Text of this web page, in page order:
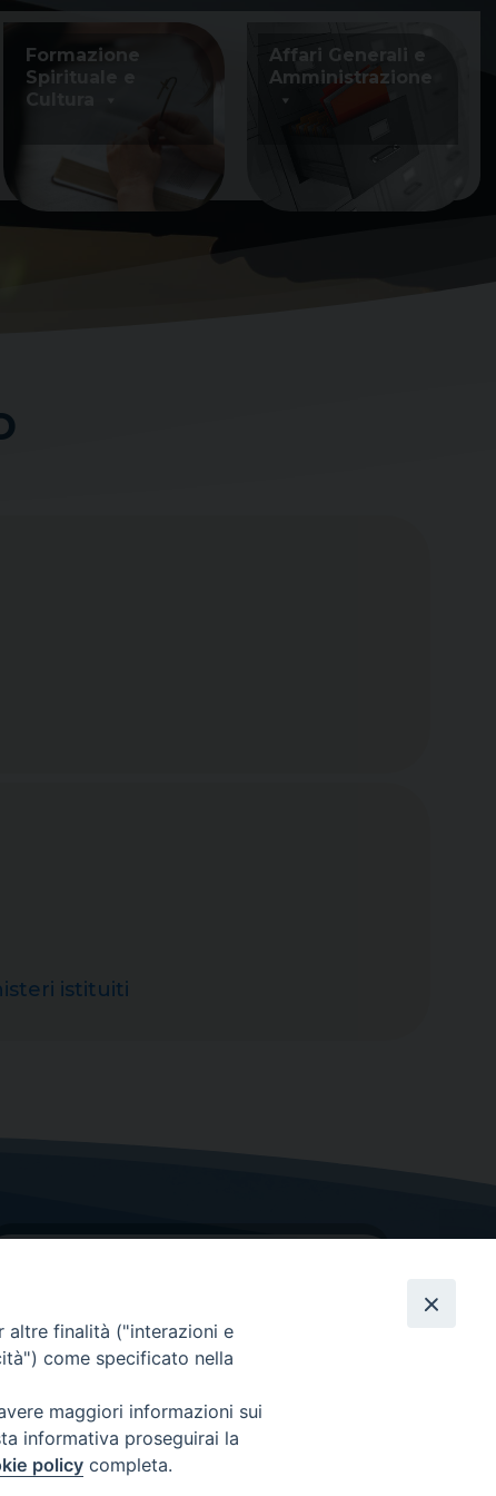
Formazione
Spirituale e
Cultura
Affari Generali e
Amministrazione
istituiti
GRAZIE PER IL TUO AIUTO
Insieme per la Diocesi
altre finalità ("interazioni e
come specificato nella
maggiori informazioni sui
informativa proseguirai la
policy completa.